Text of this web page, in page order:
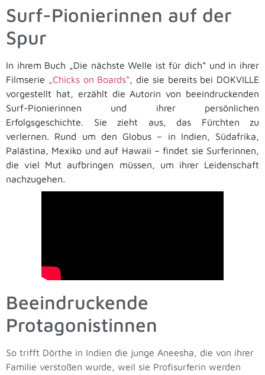
Surf-Pionierinnen auf der
Spur
In ihrem Buch „Die nächste Welle ist für dich“ und in ihrer
Filmserie „Chicks on Boards“, die sie bereits bei DOKVILLE
vorgestellt hat, erzählt die Autorin von beeindruckenden
Surf-Pionierinnen und ihrer persönlichen
Erfolgsgeschichte. Sie zieht aus, das Fürchten zu
verlernen. Rund um den Globus – in Indien, Südafrika,
Palästina, Mexiko und auf Hawaii – findet sie Surferinnen,
die viel Mut aufbringen müssen, um ihrer Leidenschaft
nachzugehen.
Beeindruckende
Protagonistinnen
So trifft Dörthe in Indien die junge Aneesha, die von ihrer
Familie verstoßen wurde, weil sie Profisurferin werden